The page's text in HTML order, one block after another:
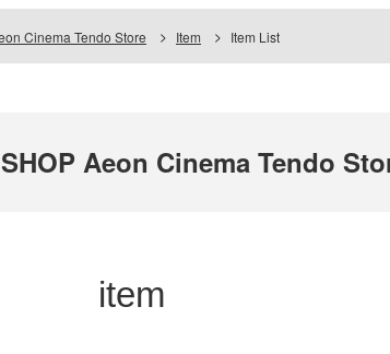
Cinema Tendo Store Item Item List
Aeon Cinema Tendo
item